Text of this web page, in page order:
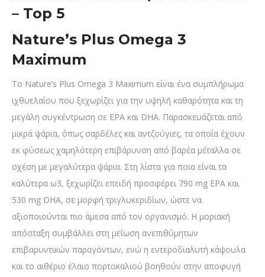
– Top 5
Nature’s Plus Omega 3
Maximum
Το Nature’s Plus Omega 3 Maximum είναι ένα συμπλήρωμα
ιχθυελαίου που ξεχωρίζει για την υψηλή καθαρότητα και τη
μεγάλη συγκέντρωση σε EPA και DHA. Παρασκευάζεται από
μικρά ψάρια, όπως σαρδέλες και αντζούγιες, τα οποία έχουν
εκ φύσεως χαμηλότερη επιβάρυνση από βαρέα μέταλλα σε
σχέση με μεγαλύτερα ψάρια. Στη λίστα για ποια είναι τα
καλύτερα ω3, ξεχωρίζει επειδή προσφέρει 790 mg EPA και
530 mg DHA, σε μορφή τριγλυκεριδίων, ώστε να
αξιοποιούνται πιο άμεσα από τον οργανισμό. Η μοριακή
απόσταξη συμβάλλει στη μείωση ανεπιθύμητων
επιβαρυντικών παραγόντων, ενώ η εντεροδιαλυτή κάψουλα
και το αιθέριο έλαιο πορτοκαλιού βοηθούν στην αποφυγή